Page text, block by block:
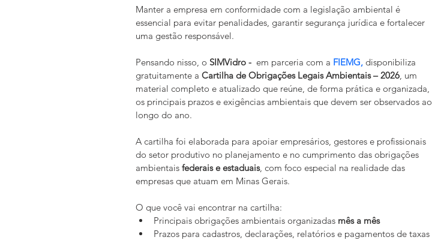
Manter a empresa em conformidade com a legislação ambiental é
essencial para evitar penalidades, garantir segurança jurídica e fortalecer
uma gestão responsável.
Pensando nisso, o SIMVidro - em parceria com a FIEMG, disponibiliza
gratuitamente a Cartilha de Obrigações Legais Ambientais – 2026, um
material completo e atualizado que reúne, de forma prática e organizada,
os principais prazos e exigências ambientais que devem ser observados ao
longo do ano.
A cartilha foi elaborada para apoiar empresários, gestores e profissionais
do setor produtivo no planejamento e no cumprimento das obrigações
ambientais federais e estaduais, com foco especial na realidade das
empresas que atuam em Minas Gerais.
O que você vai encontrar na cartilha:
Principais obrigações ambientais organizadas mês a mês
Prazos para cadastros, declarações, relatórios e pagamentos de taxas